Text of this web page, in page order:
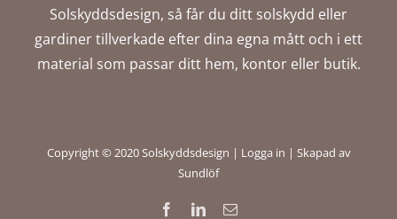
Solskyddsdesign, så får du ditt solskydd eller
gardiner tillverkade efter dina egna mått och i ett
material som passar ditt hem, kontor eller butik.
Copyright © 2020 Solskyddsdesign | Logga in | Skapad av
Sundlöf
FacebookLinkedIn
E-